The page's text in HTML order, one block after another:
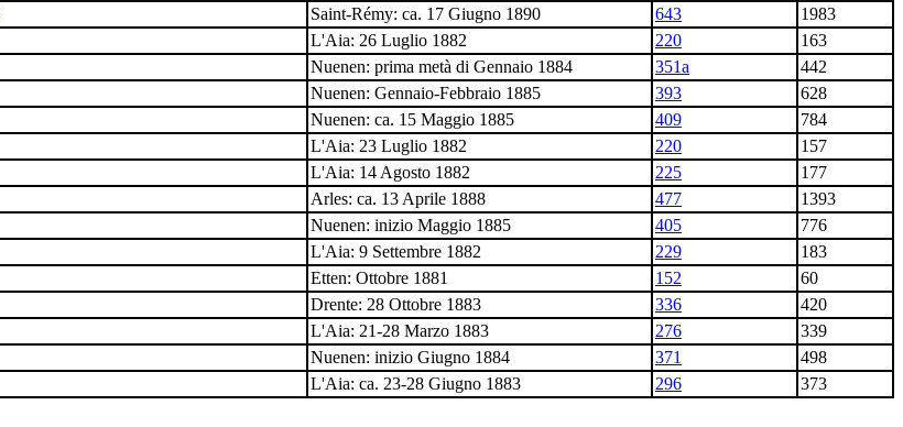
Saint-Rémy: ca. 17 Giugno 1890 643
1983
L'Aia: 26 Luglio 1882 220
163
Nuenen: prima metà di Gennaio 1884 351a
442
Nuenen: Gennaio-Febbraio 1885 393
628
Nuenen: ca. 15 Maggio 1885 409
784
L'Aia: 23 Luglio 1882 220
157
L'Aia: 14 Agosto 1882 225
177
Arles: ca. 13 Aprile 1888 477
1393
Nuenen: inizio Maggio 1885 405
776
L'Aia: 9 Settembre 1882 229
183
Etten: Ottobre 1881 152
60
Drente: 28 Ottobre 1883 336
420
L'Aia: 21-28 Marzo 1883 276
339
Nuenen: inizio Giugno 1884 371
498
L'Aia: ca. 23-28 Giugno 1883 296 373